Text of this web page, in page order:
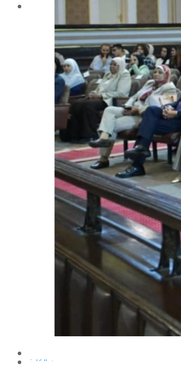
الأقسام العلمية
الإجتماع الريفي والإرشاد الزراعي
الأراضى
الإقتصاد الزراعى
الألـــبان
أمراض النبات
الإنتاج الحيواني
بساتين الزينة
بساتين الفاكهة
الحشرات الإقتصادية والمبيدات
الحيوان والنيماتولوجيا الزراعية
الخضر
الصناعات الغذائية
الكيميـــاء الحيوية
النبات الزراعى
المحاصيل
الميكروبيولوجيا الزراعية
الهندسة الزراعية
الوراثة
البرامج التعليمية
برامج اللغة العربية
برامج اللغة الانجليزية
عن الكلية